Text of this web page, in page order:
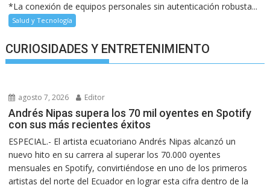
*La conexión de equipos personales sin autenticación robusta...
Salud y Tecnología
CURIOSIDADES Y ENTRETENIMIENTO
agosto 7, 2026 Editor
Andrés Nipas supera los 70 mil oyentes en Spotify
con sus más recientes éxitos
ESPECIAL.- El artista ecuatoriano Andrés Nipas alcanzó un
nuevo hito en su carrera al superar los 70.000 oyentes
mensuales en Spotify, convirtiéndose en uno de los primeros
artistas del norte del Ecuador en lograr esta cifra dentro de la